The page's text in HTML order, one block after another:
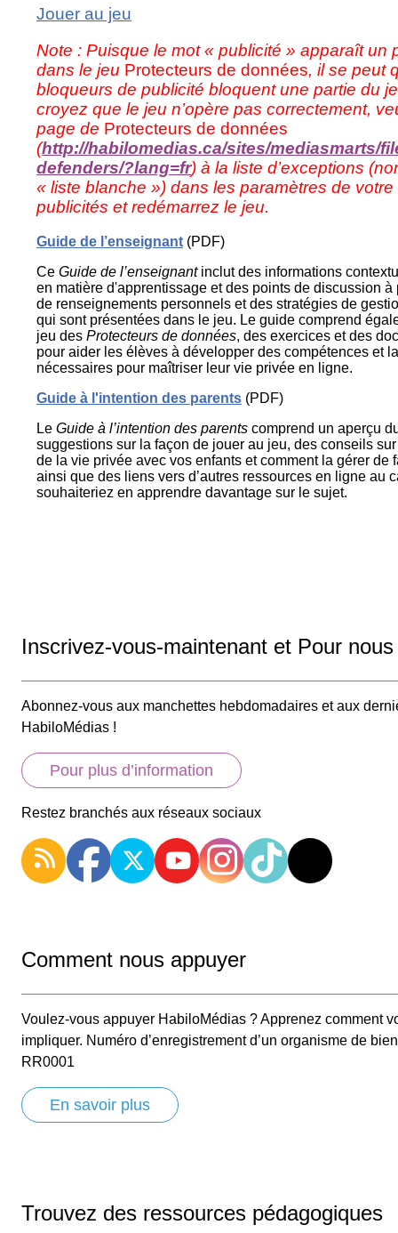
Jouer au jeu
Note : Puisque le mot « publicité » apparaît un
dans le jeu Protecteurs de données, il se peut
bloqueurs de publicité bloquent une partie du
croyez que le jeu n’opère pas correctement,
page de Protecteurs de données
(http://habilomedias.ca/sites/mediasmarts/
defenders/?lang=fr) à la liste d’exceptions
« liste blanche ») dans les paramètres de
publicités et redémarrez le jeu.
Guide de l’enseignant (PDF)
Ce Guide de l’enseignantinclut des informations
en matière d'apprentissage et des points de discussion à
de renseignements personnels et des stratégies de
qui sont présentées dans le jeu. Le guide comprend
jeu des Protecteurs de données, des exercices et des
pour aider les élèves à développer des compétences et
nécessaires pour maîtriser leur vie privée en ligne.
Guide à l'intention des parents (PDF)
Le Guide à l’intention des parents comprend un aperçu
suggestions sur la façon de jouer au jeu, des conseils
de la vie privée avec vos enfants et comment la gérer de
ainsi que des liens vers d’autres ressources en ligne au
souhaiteriez en apprendre davantage sur le sujet.
Inscrivez-vous-maintenant et Pour
Abonnez-vous aux manchettes hebdomadaires et aux
HabiloMédias !
Pour plus d’information
Restez branchés aux réseaux sociaux
Comment nous appuyer
Voulez-vous appuyer HabiloMédias ? Apprenez comment
impliquer. Numéro d’enregistrement d’un organisme de
RR0001
En savoir plus
Trouvez des ressources pédagogiques